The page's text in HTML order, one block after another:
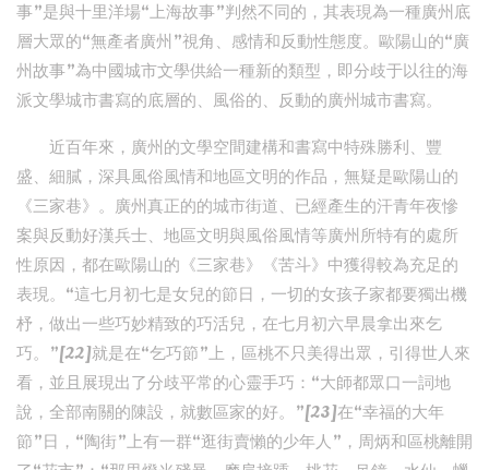
事”是與十里洋場“上海故事”判然不同的，其表現為一種廣州底
層大眾的“無產者廣州”視角、感情和反動性態度。歐陽山的“廣
州故事”為中國城市文學供給一種新的類型，即分歧于以往的海
派文學城市書寫的底層的、風俗的、反動的廣州城市書寫。
近百年來，廣州的文學空間建構和書寫中特殊勝利、豐
盛、細膩，深具風俗風情和地區文明的作品，無疑是歐陽山的
《三家巷》。廣州真正的的城市街道、已經產生的汗青年夜慘
案與反動好漢兵士、地區文明與風俗風情等廣州所特有的處所
性原因，都在歐陽山的《三家巷》《苦斗》中獲得較為充足的
表現。“這七月初七是女兒的節日，一切的女孩子家都要獨出機
杼，做出一些巧妙精致的巧活兒，在七月初六早晨拿出來乞
巧。”[22]就是在“乞巧節”上，區桃不只美得出眾，引得世人來
看，並且展現出了分歧平常的心靈手巧：“大師都眾口一詞地
說，全部南關的陳設，就數區家的好。”[23]在“幸福的大年
節”日，“陶街”上有一群“逛街賣懶的少年人”，周炳和區桃離開